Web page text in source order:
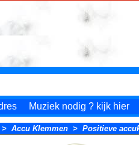
Muziek nodig ? kijk hier
> Accu Klemmen > Positieve